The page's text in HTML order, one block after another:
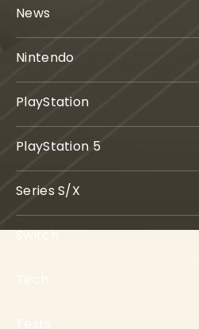
News
Nintendo
PlayStation
PlayStation 5
Series S/X
Switch